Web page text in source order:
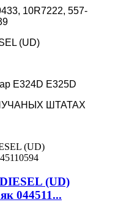
10R7222, 557-
(UD)
E324D E325D
ШТАТАХ
(UD)
044511...